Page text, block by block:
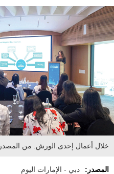
خلال أعمال إحدى الورش. من المصدر
المصدر: دبي - الإمارات اليوم